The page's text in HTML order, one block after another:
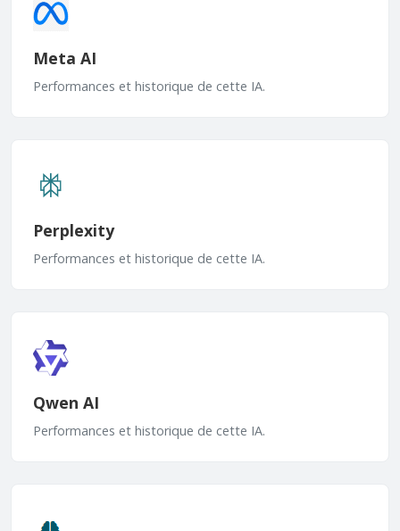
Meta AI
Performances et historique de cette IA.
Perplexity
Performances et historique de cette IA.
Qwen AI
Performances et historique de cette IA.